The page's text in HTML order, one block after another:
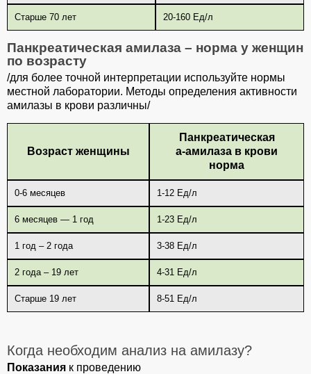
Старше 70 лет 20-160 Ед/л
Панкреатическая амилаза – норма у женщин
по возрасту
/для более точной интерпретации используйте нормы
местной лаборатории. Методы определения активности
амилазы в крови различны/
Возраст женщины
Панкреатическая
а-амилаза в крови
норма
0-6 месяцев 1-12 Ед/л
6 месяцев — 1 год 1-23 Ед/л
1 год – 2 года 3-38 Ед/л
2 года – 19 лет 4-31 Ед/л
Старше 19 лет 8-51 Ед/л
Когда необходим анализ на амилазу?
Показания к проведению